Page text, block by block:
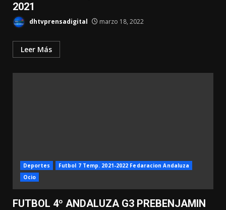
2021
dhtvprensadigital marzo 18, 2022
Leer Más
Deportes
Futbol 7 Temp. 2021-2022 Fedaracion Andaluza
Ocio
FUTBOL 4º ANDALUZA G3 PREBENJAMIN